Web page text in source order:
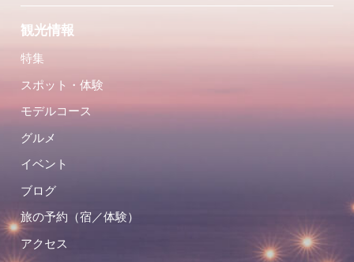
観光情報
特集
スポット・体験
モデルコース
グルメ
イベント
ブログ
旅の予約（宿／体験）
アクセス